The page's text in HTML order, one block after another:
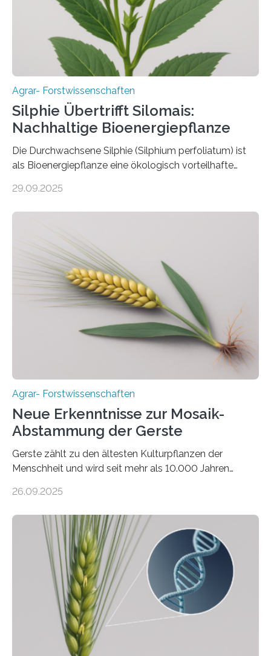
Marc F. Schetelig am Institut für
Insektenbiotechnologie neue biologische und
biotechnologische Verfahren zur…
Agrar- Forstwissenschaften
Silphie Übertrifft Silomais:
Nachhaltige Bioenergiepflanze
Die Durchwachsene Silphie (Silphium perfoliatum) ist
als Bioenergiepflanze eine ökologisch vorteilhafte
mehrjährigen Vergleichsstudie von Forschenden der
nach nachhaltigen Alternativen zur Energiegewinnung
aus landwirtschaftlichen Kulturen ist ein zentrales
Anliegen im Zuge der europäischen Klimaziele, bis
2050 klimaneutral zu werden. In Deutschland dominiert
bislang der Mais als Energiepflanze, doch sein Anbau
bringt ökologische Herausforderungen mit sich:
Bodenerosion, Nährstoffauswaschung und…
29.09.2025
Agrar- Forstwissenschaften
Neue Erkenntnisse zur Mosaik-
Abstammung der Gerste
Gerste zählt zu den ältesten Kulturpflanzen der
Menschheit und wird seit mehr als 10.000 Jahren
einzigen Ort domestiziert wurde. Eine neue Studie eines
Instituts für Pflanzengenetik und
Kulturpflanzenforschung (IPK) zeigt, dass die heutige
Gerste aus verschiedenen Wildpopulationen im
sogenannten Fruchtbaren Halbmond hervorgegangen
ist. Sie besitzt also eine Art „Mosaik-Abstammung“. Die
Ergebnisse der Studie wurden heute in der
Fachzeitschrift „Nature“ veröffentlicht. Die
Forschungsgruppe hat die Evolution und…
26.09.2025